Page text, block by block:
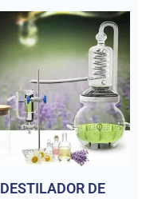
DESTILADOR DE